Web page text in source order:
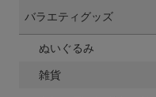
バラエティグッズ
ぬいぐるみ
雑貨